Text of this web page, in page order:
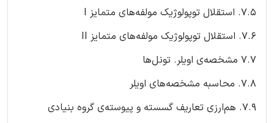
۷.۵. استقلال توپولوژیک مولفه‌های متمایز I
۷.۶. استقلال توپولوژیک مولفه‌های متمایز II
۷.۷ مشخصه‌ی اویلر. تونل‌ها
۷.۸. محاسبه‌ مشخصه‌های اویلر
۷.۹. هم‌ارزی تعاریف گسسته و پیوسته‌ی گروه بنیادی